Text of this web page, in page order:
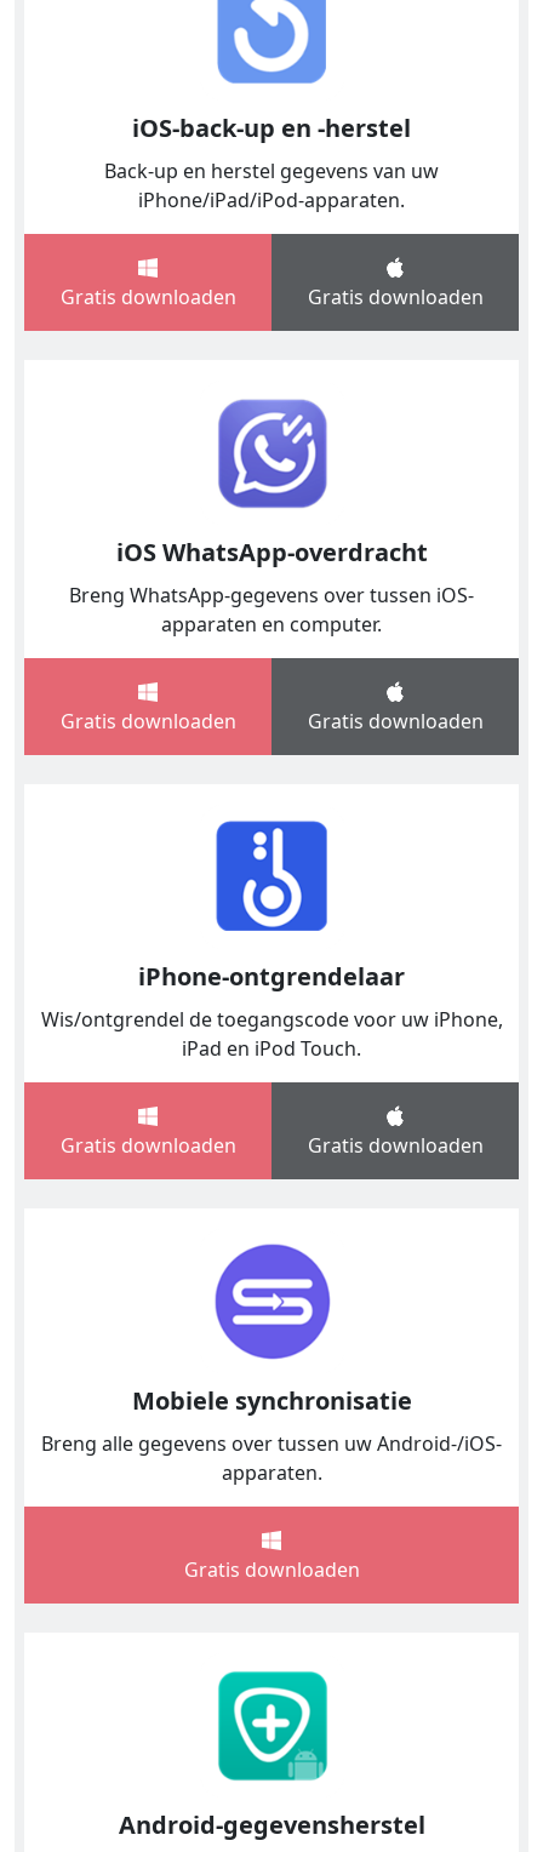
iOS-back-up en -herstel
Back-up en herstel gegevens van uw
iPhone/iPad/iPod-apparaten.
Gratis downloaden Gratis downloaden
iOS WhatsApp-overdracht
Breng WhatsApp-gegevens over tussen iOS-
apparaten en computer.
Gratis downloaden Gratis downloaden
iPhone-ontgrendelaar
Wis/ontgrendel de toegangscode voor uw iPhone,
iPad en iPod Touch.
Gratis downloaden Gratis downloaden
Mobiele synchronisatie
Breng alle gegevens over tussen uw Android-/iOS-
apparaten.
Gratis downloaden
Android-gegevensherstel